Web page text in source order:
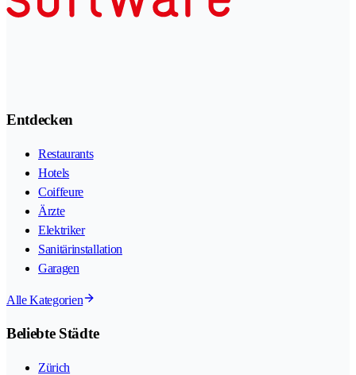
Entdecken
Restaurants
Hotels
Coiffeure
Ärzte
Elektriker
Sanitärinstallation
Garagen
Alle Kategorien
Beliebte Städte
Zürich